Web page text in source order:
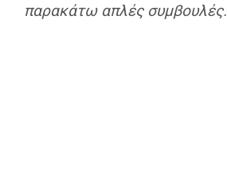
παρακάτω απλές συμβουλές.